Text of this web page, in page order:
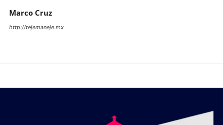
Marco Cruz
http://tejemaneje.mx